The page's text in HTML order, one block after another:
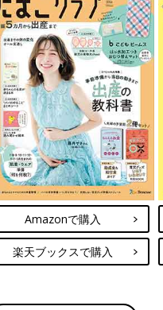
Amazonで購入
楽天ブックスで購入